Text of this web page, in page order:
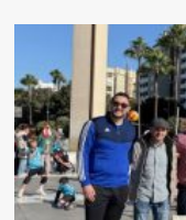
Más
de
170
estudiantes
participan
en
las
Jornadas
de
Deporte